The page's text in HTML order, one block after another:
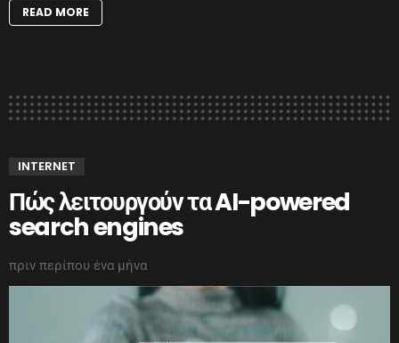
READ MORE
INTERNET
Πώς λειτουργούν τα AI-powered
search engines
πριν περίπου ένα μήνα